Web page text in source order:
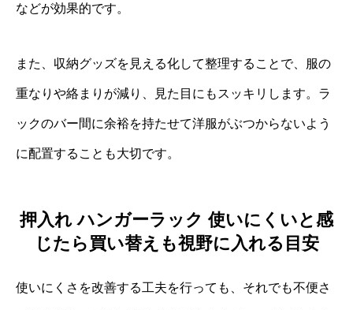
などが効果的です。
また、収納グッズを見える化して整理することで、服の
重なりや絡まりが減り、見た目にもスッキリします。ラ
ックのバー間に余裕を持たせて洋服がぶつからないよう
に配置することも大切です。
押入れ ハンガーラック 使いにくいと感
じたら買い替えも視野に入れる目安
使いにくさを改善する工夫を行っても、それでも不便さ